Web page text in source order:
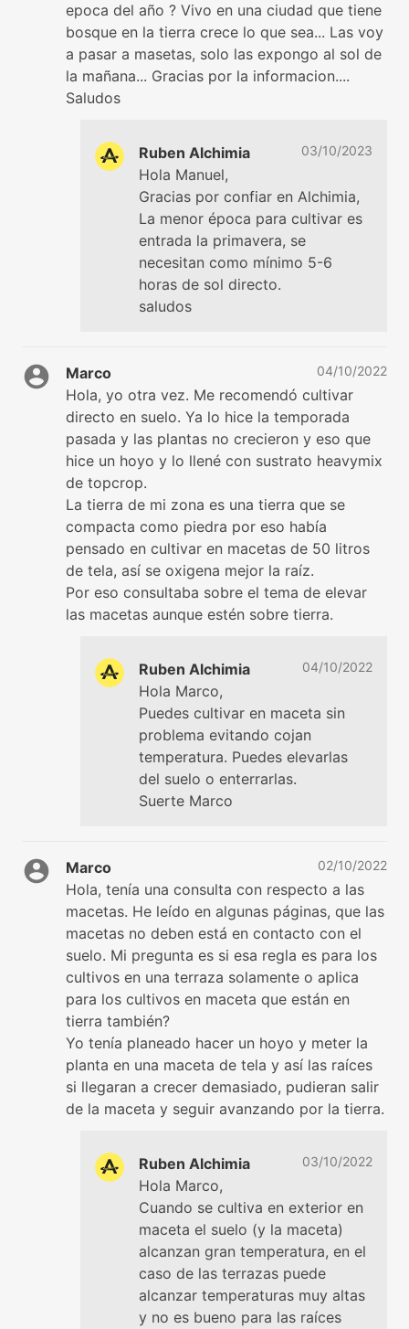
epoca del año ? Vivo en una ciudad que tiene
bosque en la tierra crece lo que sea... Las voy
a pasar a masetas, solo las expongo al sol de
la mañana... Gracias por la informacion....
Saludos
Ruben Alchimia 03/10/2023
Hola Manuel,
Gracias por confiar en Alchimia,
La menor época para cultivar es
entrada la primavera, se
necesitan como mínimo 5-6
horas de sol directo.
saludos
Marco 04/10/2022
Hola, yo otra vez. Me recomendó cultivar
directo en suelo. Ya lo hice la temporada
pasada y las plantas no crecieron y eso que
hice un hoyo y lo llené con sustrato heavymix
de topcrop.
La tierra de mi zona es una tierra que se
compacta como piedra por eso había
pensado en cultivar en macetas de 50 litros
de tela, así se oxigena mejor la raíz.
Por eso consultaba sobre el tema de elevar
las macetas aunque estén sobre tierra.
Ruben Alchimia 04/10/2022
Hola Marco,
Puedes cultivar en maceta sin
problema evitando cojan
temperatura. Puedes elevarlas
del suelo o enterrarlas.
Suerte Marco
Marco 02/10/2022
Hola, tenía una consulta con respecto a las
macetas. He leído en algunas páginas, que las
macetas no deben está en contacto con el
suelo. Mi pregunta es si esa regla es para los
cultivos en una terraza solamente o aplica
para los cultivos en maceta que están en
tierra también?
Yo tenía planeado hacer un hoyo y meter la
planta en una maceta de tela y así las raíces
si llegaran a crecer demasiado, pudieran salir
de la maceta y seguir avanzando por la tierra.
Ruben Alchimia 03/10/2022
Hola Marco,
Cuando se cultiva en exterior en
maceta el suelo (y la maceta)
alcanzan gran temperatura, en el
caso de las terrazas puede
alcanzar temperaturas muy altas
y no es bueno para las raíces